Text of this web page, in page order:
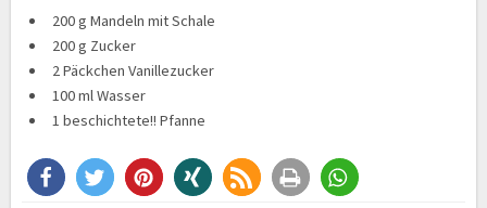
200 g Mandeln mit Schale
200 g Zucker
2 Päckchen Vanillezucker
100 ml Wasser
1 beschichtete!! Pfanne